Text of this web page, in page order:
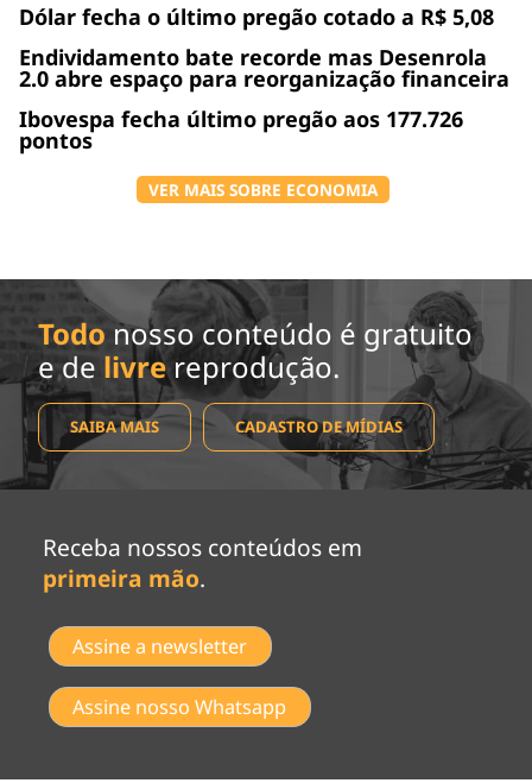
Dólar fecha o último pregão cotado a R$ 5,08
Endividamento bate recorde mas Desenrola
2.0 abre espaço para reorganização financeira
Ibovespa fecha último pregão aos 177.726
pontos
VER MAIS SOBRE ECONOMIA
Todo nosso conteúdo é gratuito
e de livrereprodução.
SAIBA MAIS CADASTRO DE MÍDIAS
Receba nossos conteúdos em
primeira mão.
Assine a newsletter
Assine nosso Whatsapp